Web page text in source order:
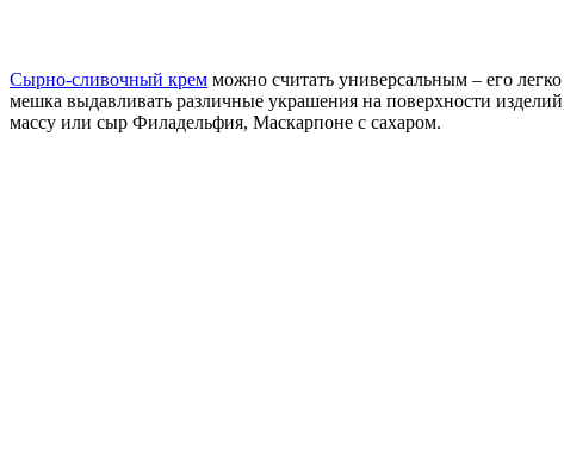
Сырно-сливочный крем можно считать универсальным – его
мешка выдавливать различные украшения на поверхности
массу или сыр Филадельфия, Маскарпоне с сахаром.